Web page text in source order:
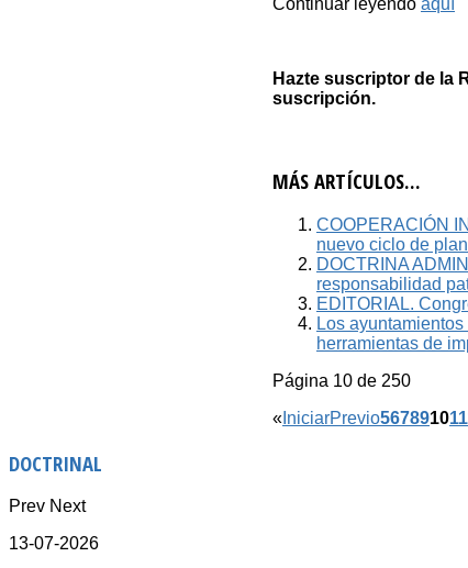
Continuar leyendo aquí
Hazte suscriptor de la
suscripción.
MÁS ARTÍCULOS...
COOPERACIÓN
nuevo ciclo de
DOCTRINA
responsabilidad
EDITORIAL.
Los
herramientas de
Página 10 de 250
« IniciarPrevio567891011
DOCTRINAL
Prev Next
13-07-2026